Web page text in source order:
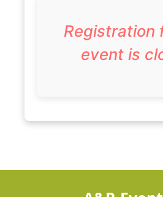
Registration
event is